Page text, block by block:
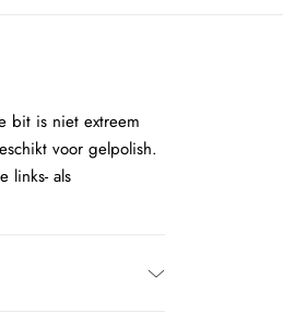
bit is niet extreem
voor gelpolish.
links- als